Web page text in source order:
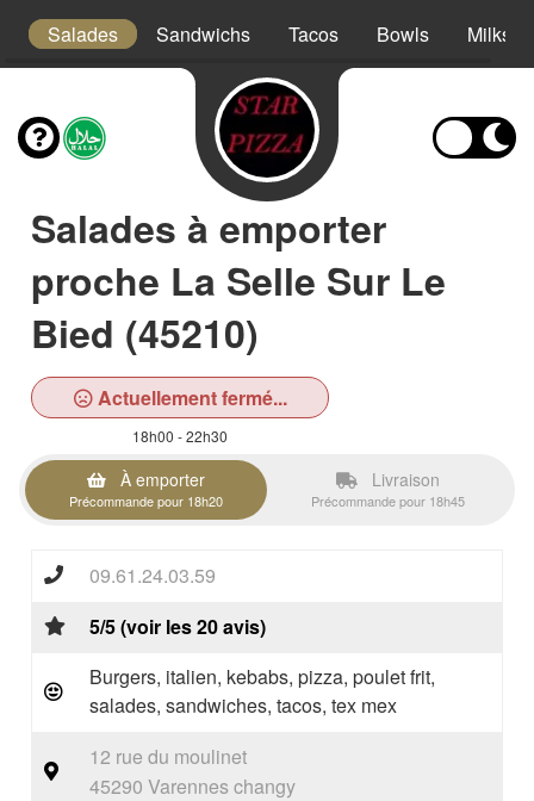
Salades Sandwichs Tacos Bowls
Salades à emporter
proche La Selle Sur Le
Bied (45210)
Actuellement fermé...
18h00 - 22h30
À emporter
Précommande pour 18h20
Livraison
Précommande pour 18h45
09.61.24.03.59
5/5 (voir les 20 avis)
Burgers, italien, kebabs, pizza, poulet frit,
salades, sandwiches, tacos, tex mex
12 rue du moulinet
45290 Varennes changy